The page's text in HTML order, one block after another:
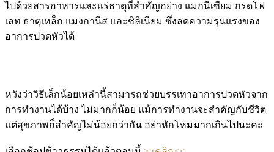
ไปด้วยสารอาหารและแร่ธาตุที่สำคัญอย่าง แมกนีเซียม กรดโฟ
เลท ธาตุเหล็ก แมงกานีส และซิลิเนียม ซึ่งลดความรุนแรงของ
อาการปวดหัวได้
หวังว่าวิธีเล็กน้อยเหล่านี้สามารถช่วยบรรเทาอาการปวดหัวจาก
การทำงานได้บ้าง ไม่มากก็น้อย แม้การทำงานจะสำคัญกับชีวิต
แต่สุขภาพก็สำคัญไม่น้อยกว่ากัน อย่าหักโหมมากเกินไปนะคะ